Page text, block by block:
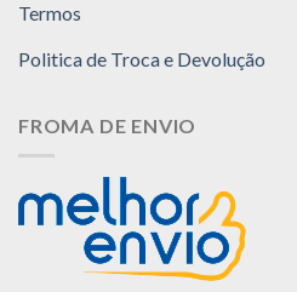
Termos
Politica de Troca e Devolução
FROMA DE ENVIO